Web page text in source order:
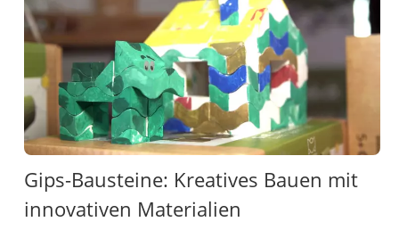
Gips-Bausteine: Kreatives Bauen mit
innovativen Materialien